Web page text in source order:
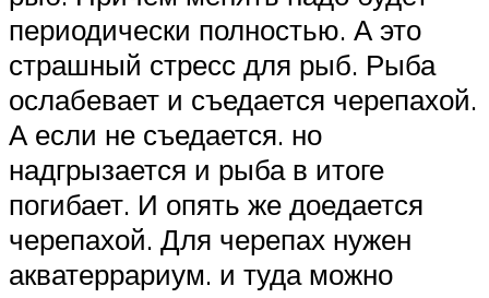
периодически полностью. А это
страшный стресс для рыб. Рыба
ослабевает и съедается черепахой.
А если не съедается. но
надгрызается и рыба в итоге
погибает. И опять же доедается
черепахой. Для черепах нужен
акватеррариум. и туда можно